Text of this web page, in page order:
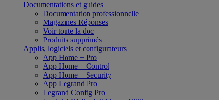
Documentations et guides
Documentation professionnelle
Magazines Réponses
Voir toute la doc
Produits supprimés
Applis, logiciels et configurateurs
App Home + Pro
App Home + Control
App Home + Security
App Legrand Pro
Legrand Config Pro